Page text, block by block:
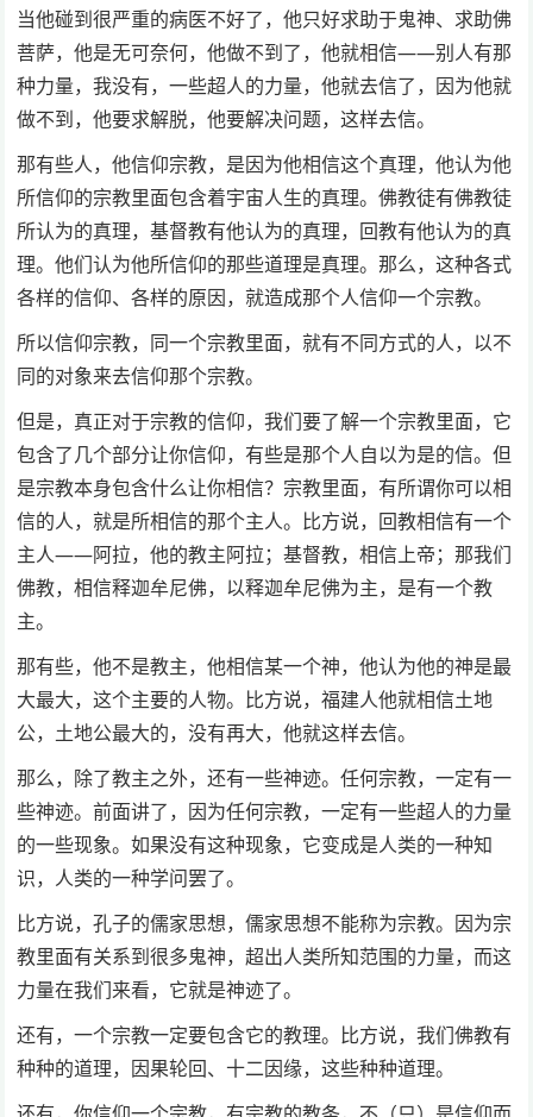
当他碰到很严重的病医不好了，他只好求助于鬼神、求助佛
菩萨，他是无可奈何，他做不到了，他就相信——别人有那
种力量，我没有，一些超人的力量，他就去信了，因为他就
做不到，他要求解脱，他要解决问题，这样去信。
那有些人，他信仰宗教，是因为他相信这个真理，他认为他
所信仰的宗教里面包含着宇宙人生的真理。佛教徒有佛教徒
所认为的真理，基督教有他认为的真理，回教有他认为的真
理。他们认为他所信仰的那些道理是真理。那么，这种各式
各样的信仰、各样的原因，就造成那个人信仰一个宗教。
所以信仰宗教，同一个宗教里面，就有不同方式的人，以不
同的对象来去信仰那个宗教。
但是，真正对于宗教的信仰，我们要了解一个宗教里面，它
包含了几个部分让你信仰，有些是那个人自以为是的信。但
是宗教本身包含什么让你相信？宗教里面，有所谓你可以相
信的人，就是所相信的那个主人。比方说，回教相信有一个
主人——阿拉，他的教主阿拉；基督教，相信上帝；那我们
佛教，相信释迦牟尼佛，以释迦牟尼佛为主，是有一个教
主。
那有些，他不是教主，他相信某一个神，他认为他的神是最
大最大，这个主要的人物。比方说，福建人他就相信土地
公，土地公最大的，没有再大，他就这样去信。
那么，除了教主之外，还有一些神迹。任何宗教，一定有一
些神迹。前面讲了，因为任何宗教，一定有一些超人的力量
的一些现象。如果没有这种现象，它变成是人类的一种知
识，人类的一种学问罢了。
比方说，孔子的儒家思想，儒家思想不能称为宗教。因为宗
教里面有关系到很多鬼神，超出人类所知范围的力量，而这
力量在我们来看，它就是神迹了。
还有，一个宗教一定要包含它的教理。比方说，我们佛教有
种种的道理，因果轮回、十二因缘，这些种种道理。